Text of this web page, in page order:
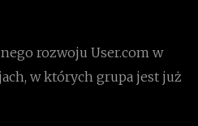
rozwoju User.com w
w których grupa jest już